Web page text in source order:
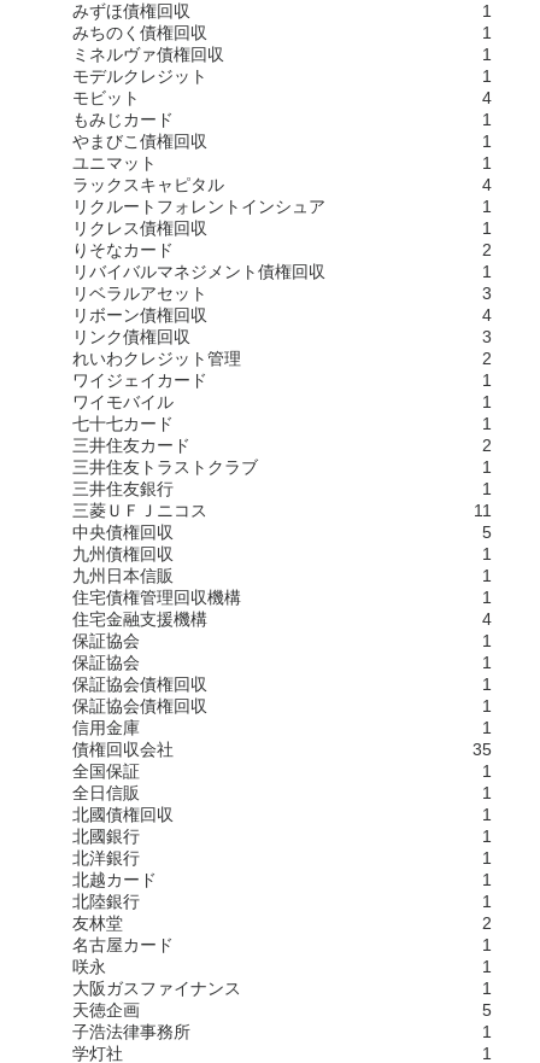
みずほ債権回収
1
みちのく債権回収
1
ミネルヴァ債権回収
1
モデルクレジット
1
モビット
4
もみじカード
1
やまびこ債権回収
1
ユニマット
1
ラックスキャピタル
4
リクルートフォレントインシュア
1
リクレス債権回収
1
りそなカード
2
リバイバルマネジメント債権回収
1
リベラルアセット
3
リボーン債権回収
4
リンク債権回収
3
れいわクレジット管理
2
ワイジェイカード
1
ワイモバイル
1
七十七カード
1
三井住友カード
2
三井住友トラストクラブ
1
三井住友銀行
1
三菱ＵＦＪニコス
11
中央債権回収
5
九州債権回収
1
九州日本信販
1
住宅債権管理回収機構
1
住宅金融支援機構
4
保証協会
1
保証協会
1
保証協会債権回収
1
保証協会債権回収
1
信用金庫
1
債権回収会社
35
全国保証
1
全日信販
1
北國債権回収
1
北國銀行
1
北洋銀行
1
北越カード
1
北陸銀行
1
友林堂
2
名古屋カード
1
咲永
1
大阪ガスファイナンス
1
天徳企画
5
子浩法律事務所
1
学灯社
1